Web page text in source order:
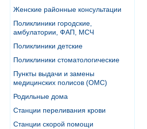
Женские районные консультации
Поликлиники городские,
амбулатории, ФАП, МСЧ
Поликлиники детские
Поликлиники стоматологические
Пункты выдачи и замены
медицинских полисов (ОМС)
Родильные дома
Станции переливания крови
Станции скорой помощи